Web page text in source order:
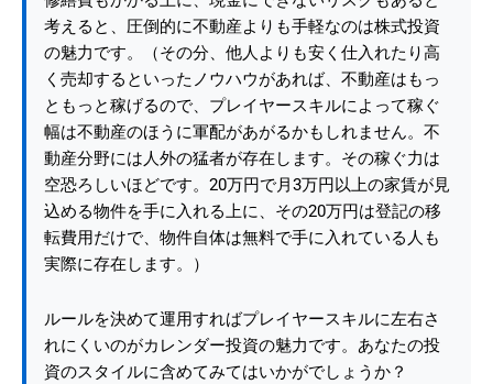
考えると、圧倒的に不動産よりも手軽なのは株式投資
の魅力です。（その分、他人よりも安く仕入れたり高
く売却するといったノウハウがあれば、不動産はもっ
ともっと稼げるので、プレイヤースキルによって稼ぐ
幅は不動産のほうに軍配があがるかもしれません。不
動産分野には人外の猛者が存在します。その稼ぐ力は
空恐ろしいほどです。20万円で月3万円以上の家賃が見
込める物件を手に入れる上に、その20万円は登記の移
転費用だけで、物件自体は無料で手に入れている人も
実際に存在します。）
ルールを決めて運用すればプレイヤースキルに左右さ
れにくいのがカレンダー投資の魅力です。あなたの投
資のスタイルに含めてみてはいかがでしょうか？